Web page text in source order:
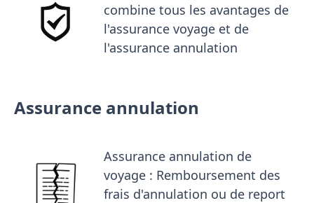
combine tous les avantages de
l'assurance voyage et de
l'assurance annulation
Assurance annulation
Assurance annulation de
voyage : Remboursement des
frais d'annulation ou de report